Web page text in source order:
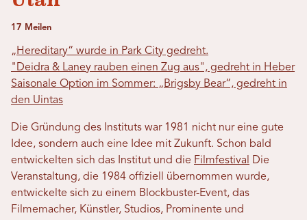
17 Meilen
„Hereditary“ wurde in Park City gedreht.
"Deidra & Laney rauben einen Zug aus", gedreht in Heber
Saisonale Option im Sommer: „Brigsby Bear“, gedreht in
den Uintas
Die Gründung des Instituts war 1981 nicht nur eine gute
Idee, sondern auch eine Idee mit Zukunft. Schon bald
entwickelten sich das Institut und die Filmfestival
Die
Veranstaltung, die 1984 offiziell übernommen wurde,
entwickelte sich zu einem Blockbuster-Event, das
Filmemacher, Künstler, Studios, Prominente und